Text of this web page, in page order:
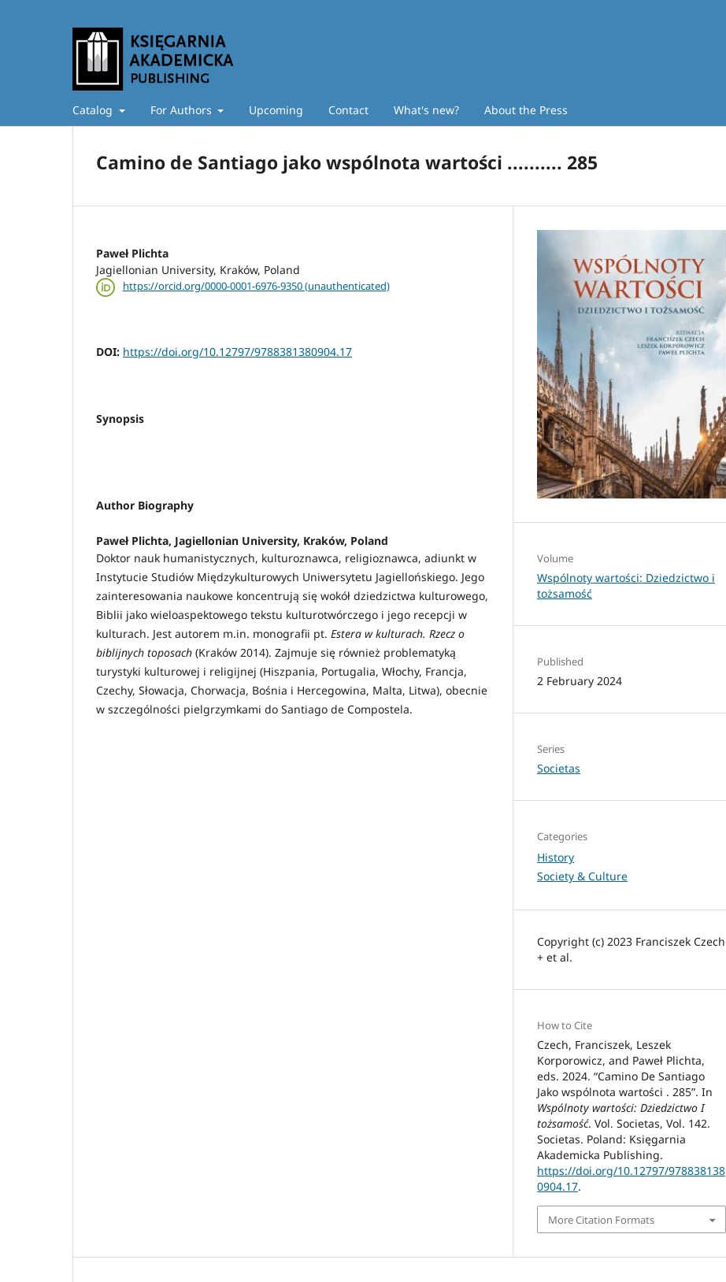
Catalog For Authors Upcoming Contact What's new? About the Press
Camino de Santiago jako wspólnota wartości .......... 285
Paweł Plichta
Jagiellonian University, Kraków, Poland
https://orcid.org/0000-0001-6976-9350 (unauthenticated)
DOI: https://doi.org/10.12797/9788381380904.17
Synopsis
Author Biography
Paweł Plichta, Jagiellonian University, Kraków, Poland
Doktor nauk humanistycznych, kulturoznawca, religioznawca, adiunkt w
Instytucie Studiów Międzykulturowych Uniwersytetu Jagiellońskiego. Jego
zainteresowania naukowe koncentrują się wokół dziedzictwa kulturowego,
Biblii jako wieloaspektowego tekstu kulturotwórczego i jego recepcji w
kulturach. Jest autorem m.in. monografii pt. Estera w kulturach. Rzecz o
biblijnych toposach (Kraków 2014). Zajmuje się również problematyką
turystyki kulturowej i religijnej (Hiszpania, Portugalia, Włochy, Francja,
Czechy, Słowacja, Chorwacja, Bośnia i Hercegowina, Malta, Litwa), obecnie
w szczególności pielgrzymkami do Santiago de Compostela.
Volume
Wspólnoty wartości: Dziedzictwo i
tożsamość
Published
2 February 2024
Series
Societas
Categories
History
Society & Culture
Copyright (c) 2023 Franciszek Czech
+ et al.
How to Cite
Czech, Franciszek, Leszek
Korporowicz, and Paweł Plichta,
eds. 2024. “Camino De Santiago
Jako wspólnota wartości . 285”. In
Wspólnoty wartości: Dziedzictwo I
tożsamość. Vol. Societas, Vol. 142.
Societas. Poland: Księgarnia
Akademicka Publishing.
https://doi.org/10.12797/978838138
0904.17.
More Citation Formats